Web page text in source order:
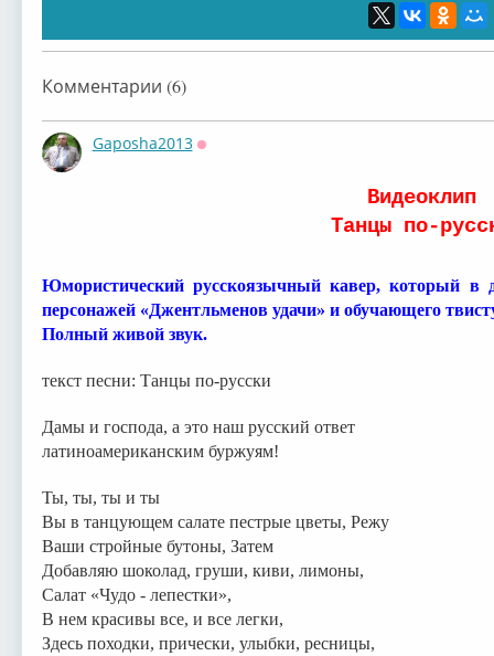
гр.«Божья коров...
Комментарии (6)
Gaposha2013
⁣Видеоклип
Танцы по-
Юмористический русскоязычный кавер, который в
персонажей «Джентльменов удачи» и обучающего
Полный живой звук.
текст песни: Танцы по-русски
Дамы и господа, а это наш русский ответ
латиноамериканским буржуям!
Ты, ты, ты и ты
Вы в танцующем салате пестрые цветы, Режу
Ваши стройные бутоны, Затем
Добавляю шоколад, груши, киви, лимоны,
Салат «Чудо - лепестки»,
В нем красивы все, и все легки,
Здесь походки, прически, улыбки, ресницы,